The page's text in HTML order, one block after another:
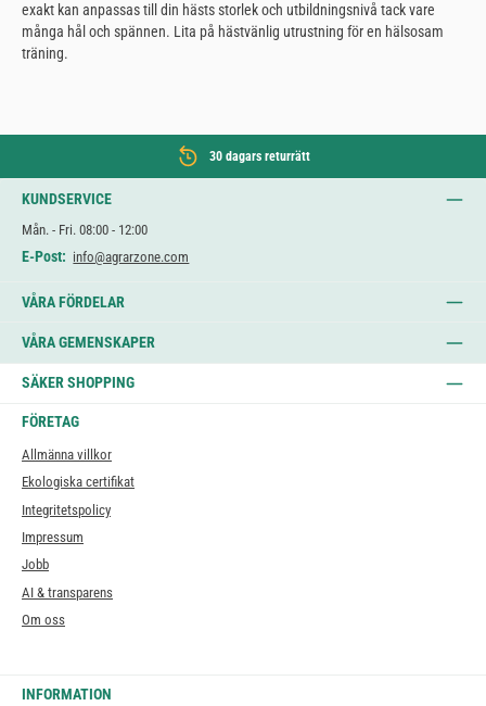
exakt kan anpassas till din hästs storlek och utbildningsnivå tack vare
många hål och spännen. Lita på hästvänlig utrustning för en hälsosam
träning.
30 dagars returrätt
KUNDSERVICE
Mån. - Fri. 08:00 - 12:00
E-Post: info@agrarzone.com
VÅRA FÖRDELAR
VÅRA GEMENSKAPER
SÄKER SHOPPING
FÖRETAG
Allmänna villkor
Ekologiska certifikat
Integritetspolicy
Impressum
Jobb
AI & transparens
Om oss
INFORMATION